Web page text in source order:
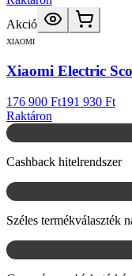
Akció
XIAOMI
Xiaomi Electric
176 900 Ft191 930 Ft
Raktáron
Cashback hitelrendszer
Széles termékválaszték